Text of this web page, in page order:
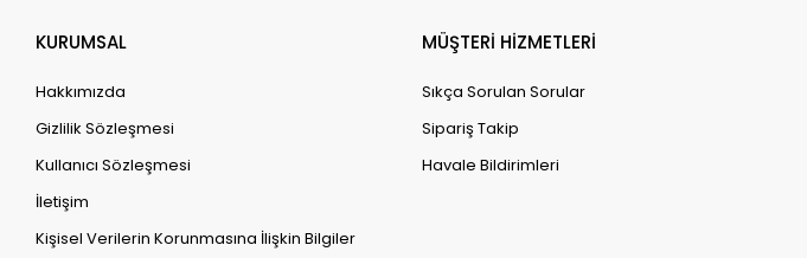
KURUMSAL
Hakkımızda
Gizlilik Sözleşmesi
Kullanıcı Sözleşmesi
İletişim
Kişisel Verilerin Korunmasına İlişkin Bilgiler
MÜŞTERİ HİZMETLERİ
Sıkça Sorulan Sorular
Sipariş Takip
Havale Bildirimleri